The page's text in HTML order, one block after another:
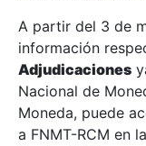
Mostrar/Ocultar
A partir del 3 de
información
Adjudicaciones
Nacional de
Moneda, puede
a FNMT-RCM en